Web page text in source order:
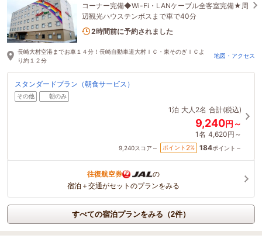
コーナー完備◆Wi-Fi・LANケーブル全客室完備★周
辺観光ハウステンボスまで車で40分
1名がこの宿を見ています
2時間前に予約されました
長崎大村空港までお車１４分！長崎自動車道大村ＩＣ・東そのぎＩＣよ
り約１２分
地図・アクセス
スタンダードプラン（朝食サービス）
その他 朝のみ
1泊 大人2名 合計(税込)
9,240円～
1名 4,620円～
9,240スコア～ ポイント 2% 184ポイント～
往復航空券
の
宿泊＋交通がセットのプランをみる
すべての宿泊プランをみる（2件）